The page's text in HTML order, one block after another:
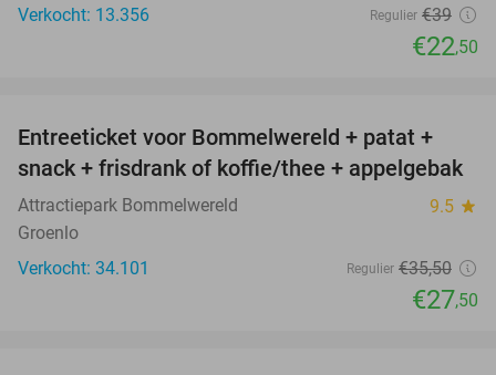
Verkocht: 13.356
Regulier €39
€22,50
23%
Entreeticket voor Bommelwereld + patat +
snack + frisdrank of koffie/thee + appelgebak
Attractiepark Bommelwereld 9.5 star
Groenlo
Verkocht: 34.101
Regulier €35,50
€27,50